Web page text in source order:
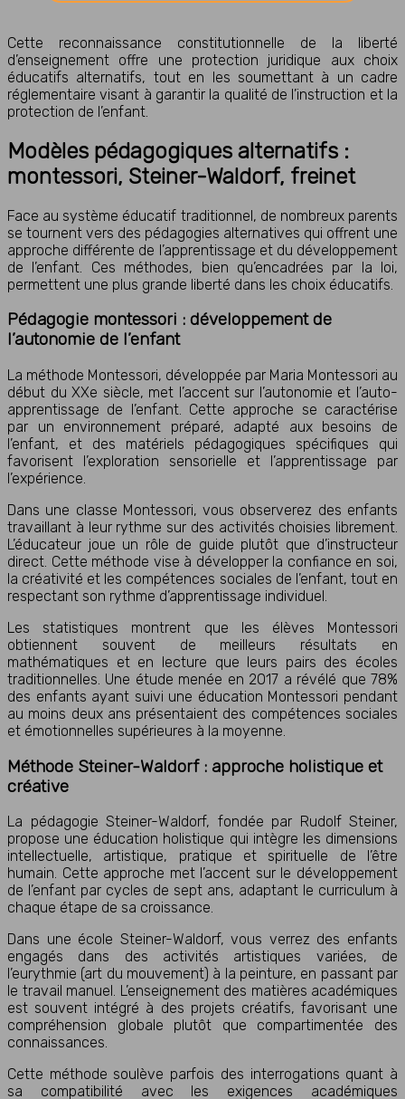
Cette reconnaissance constitutionnelle de la liberté
d’enseignement offre une protection juridique aux choix
éducatifs alternatifs, tout en les soumettant à un cadre
réglementaire visant à garantir la qualité de l’instruction et la
protection de l’enfant.
Modèles pédagogiques alternatifs :
montessori, Steiner-Waldorf, freinet
Face au système éducatif traditionnel, de nombreux parents
se tournent vers des pédagogies alternatives qui offrent une
approche différente de l’apprentissage et du développement
de l’enfant. Ces méthodes, bien qu’encadrées par la loi,
permettent une plus grande liberté dans les choix éducatifs.
Pédagogie montessori : développement de
l’autonomie de l’enfant
La méthode Montessori, développée par Maria Montessori au
début du XXe siècle, met l’accent sur l’autonomie et l’auto-
apprentissage de l’enfant. Cette approche se caractérise
par un environnement préparé, adapté aux besoins de
l’enfant, et des matériels pédagogiques spécifiques qui
favorisent l’exploration sensorielle et l’apprentissage par
l’expérience.
Dans une classe Montessori, vous observerez des enfants
travaillant à leur rythme sur des activités choisies librement.
L’éducateur joue un rôle de guide plutôt que d’instructeur
direct. Cette méthode vise à développer la confiance en soi,
la créativité et les compétences sociales de l’enfant, tout en
respectant son rythme d’apprentissage individuel.
Les statistiques montrent que les élèves Montessori
obtiennent souvent de meilleurs résultats en
mathématiques et en lecture que leurs pairs des écoles
traditionnelles. Une étude menée en 2017 a révélé que 78%
des enfants ayant suivi une éducation Montessori pendant
au moins deux ans présentaient des compétences sociales
et émotionnelles supérieures à la moyenne.
Méthode Steiner-Waldorf : approche holistique et
créative
La pédagogie Steiner-Waldorf, fondée par Rudolf Steiner,
propose une éducation holistique qui intègre les dimensions
intellectuelle, artistique, pratique et spirituelle de l’être
humain. Cette approche met l’accent sur le développement
de l’enfant par cycles de sept ans, adaptant le curriculum à
chaque étape de sa croissance.
Dans une école Steiner-Waldorf, vous verrez des enfants
engagés dans des activités artistiques variées, de
l’eurythmie (art du mouvement) à la peinture, en passant par
le travail manuel. L’enseignement des matières académiques
est souvent intégré à des projets créatifs, favorisant une
compréhension globale plutôt que compartimentée des
connaissances.
Cette méthode soulève parfois des interrogations quant à
sa compatibilité avec les exigences académiques